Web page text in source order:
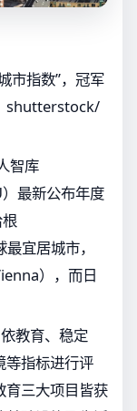
市指数”，冠军
shutterstock/
智库
最新公布年度
宜居城市，
），而日
教育、稳定
等指标进行评
育三大项目皆获